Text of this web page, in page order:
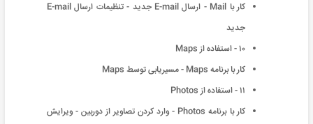
کار با Mail - ارسال E-mail جدید - تنظیمات ارسال E-mail
جدید
۱۰ - استفاده از Maps
کار با برنامه Maps - مسیریابی توسط Maps
۱۱ - استفاده از Photos
کار با برنامه Photos - وارد کردن تصاویر از دوربین - ویرایش